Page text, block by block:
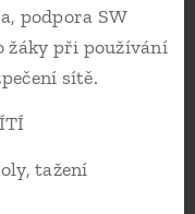
podpora SW
žáky při používání
sítě.
tažení